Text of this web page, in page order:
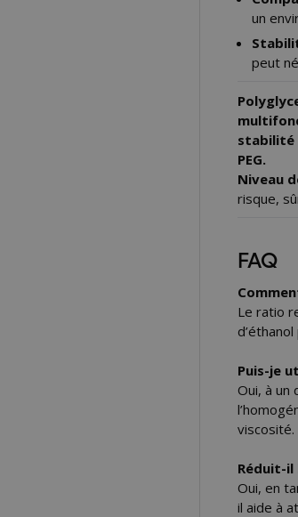
un
peut
stabilité
PEG.
Niveau
risque,
FAQ
Le ratio
Puis-je
Oui, à un
viscosité.
Réduit-
Oui, en
il aide à